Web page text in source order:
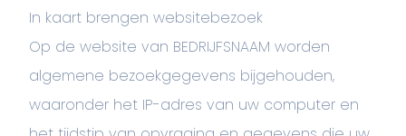
In kaart brengen websitebezoek
Op de website van BEDRIJFSNAAM worden
algemene bezoekgegevens bijgehouden,
waaronder het IP-adres van uw computer en